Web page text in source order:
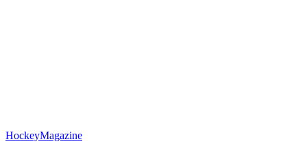
HockeyMagazine